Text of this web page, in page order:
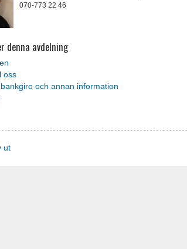
070-773 22 46
denna avdelning
oss
och annan information
ut